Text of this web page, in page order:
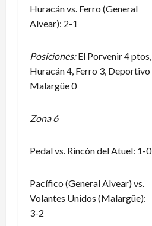
Huracán vs. Ferro (General
Alvear): 2-1
Posiciones:El Porvenir 4 ptos,
Huracán 4, Ferro 3, Deportivo
Malargüe 0
Zona 6
Pedal vs. Rincón del Atuel: 1-0
Pacífico (General Alvear) vs.
Volantes Unidos (Malargüe):
3-2